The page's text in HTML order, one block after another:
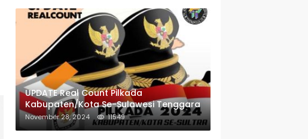
UPDATE Real Count Pilkada
Kabupaten/Kota Se-Sulawesi Tenggara
November 28, 2024 11549